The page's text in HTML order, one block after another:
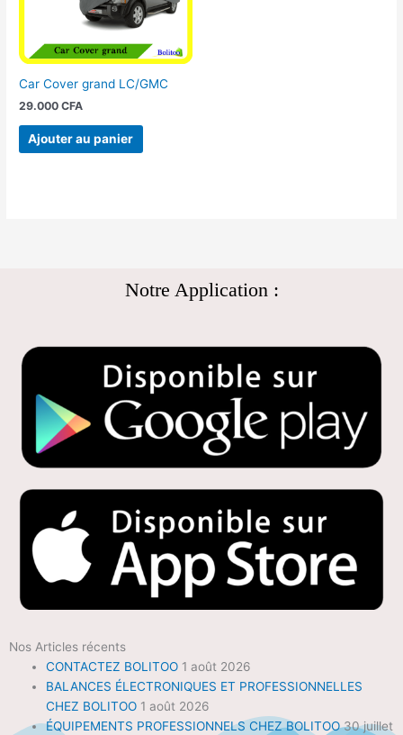
Car Cover grand LC/GMC
29.000CFA
Ajouter au panier
Notre Application :
Nos Articles récents
CONTACTEZ BOLITOO 1 août 2026
BALANCES ÉLECTRONIQUES ET PROFESSIONNELLES
CHEZ BOLITOO 1 août 2026
ÉQUIPEMENTS PROFESSIONNELS CHEZ BOLITOO 30 juillet